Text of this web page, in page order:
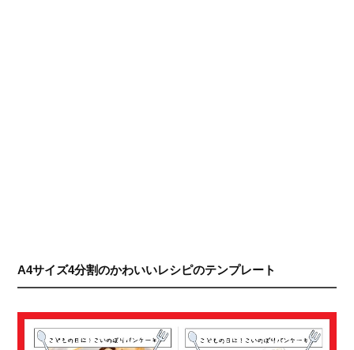
A4サイズ4分割のかわいいレシピのテンプレート